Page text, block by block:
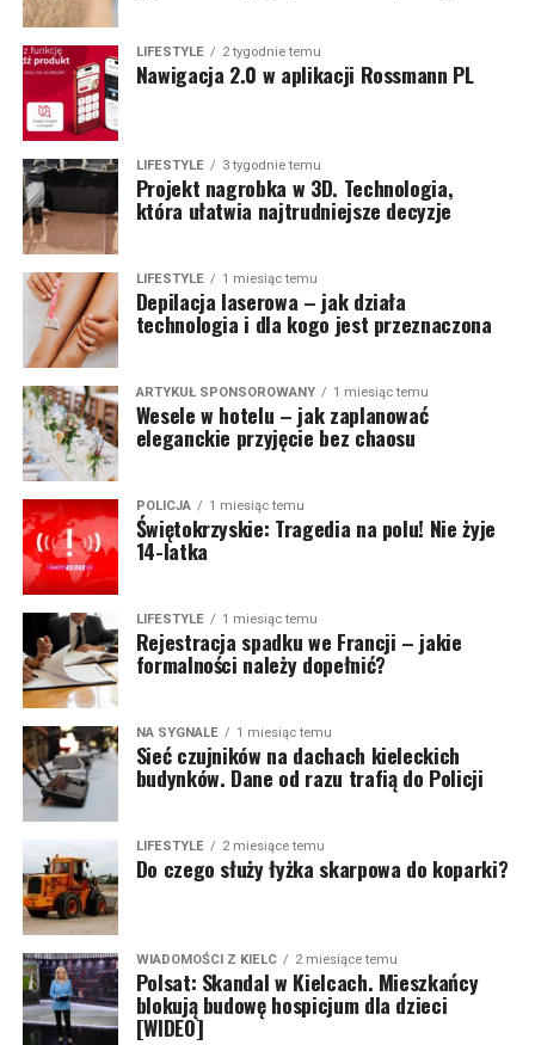
LIFESTYLE 2 tygodnie temu
Nawigacja 2.0 w aplikacji Rossmann PL
LIFESTYLE 3 tygodnie temu
Projekt nagrobka w 3D. Technologia,
która ułatwia najtrudniejsze decyzje
LIFESTYLE 1 miesiąc temu
Depilacja laserowa – jak działa
technologia i dla kogo jest przeznaczona
ARTYKUŁ SPONSOROWANY 1 miesiąc temu
Wesele w hotelu – jak zaplanować
eleganckie przyjęcie bez chaosu
POLICJA 1 miesiąc temu
Świętokrzyskie: Tragedia na polu! Nie żyje
14-latka
LIFESTYLE 1 miesiąc temu
Rejestracja spadku we Francji – jakie
formalności należy dopełnić?
NA SYGNALE 1 miesiąc temu
Sieć czujników na dachach kieleckich
budynków. Dane od razu trafią do Policji
LIFESTYLE 2 miesiące temu
Do czego służy łyżka skarpowa do koparki?
WIADOMOŚCI Z KIELC 2 miesiące temu
Polsat: Skandal w Kielcach. Mieszkańcy
blokują budowę hospicjum dla dzieci
[WIDEO]